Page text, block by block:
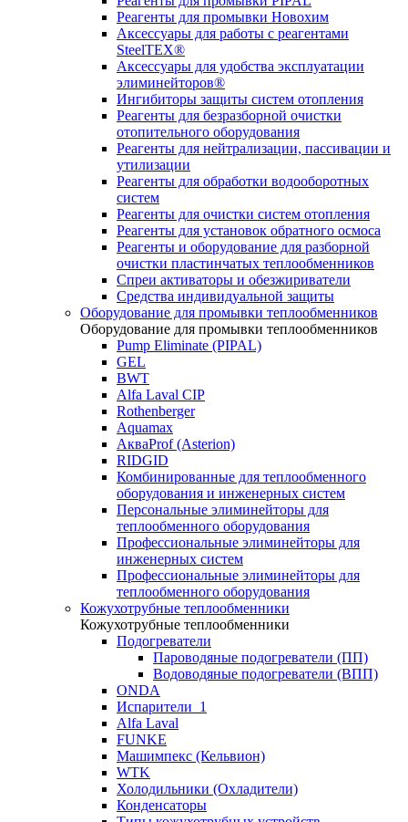
Реагенты для промывки Новохим
Аксессуары для работы с реагентами
SteelTEX®
Аксессуары для удобства эксплуатации
элиминейторов®
Ингибиторы защиты систем отопления
Реагенты для безразборной очистки
отопительного оборудования
Реагенты для нейтрализации, пассивации и
утилизации
Реагенты для обработки водооборотных
систем
Реагенты для очистки систем отопления
Реагенты для установок обратного осмоса
Реагенты и оборудование для разборной
очистки пластинчатых теплообменников
Спреи активаторы и обезжириватели
Средства индивидуальной защиты
Оборудование для промывки теплообменников
Оборудование для промывки теплообменников
Pump Eliminate (PIPAL)
GEL
BWT
Alfa Laval CIP
Rothenberger
Aquamax
АкваProf (Asterion)
RIDGID
Комбинированные для теплообменного
оборудования и инженерных систем
Персональные элиминейторы для
теплообменного оборудования
Профессиональные элиминейторы для
инженерных систем
Профессиональные элиминейторы для
теплообменного оборудования
Кожухотрубные теплообменники
Кожухотрубные теплообменники
Подогреватели
Пароводяные подогреватели (ПП)
Водоводяные подогреватели (ВПП)
ONDA
Испарители_1
Alfa Laval
FUNKE
Машимпекс (Кельвион)
WTK
Холодильники (Охладители)
Конденсаторы